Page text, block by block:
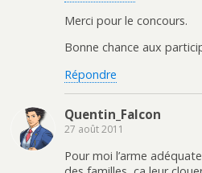
Merci pour le concours.
Bonne chance aux
Répondre
Quentin_Falcon
27 août 2011
Pour moi l’arme